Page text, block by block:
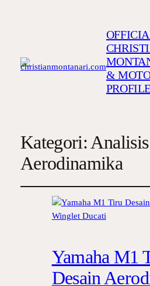
&
Kategori: Analisis
Aerodinamika
Yamaha M1
Desain